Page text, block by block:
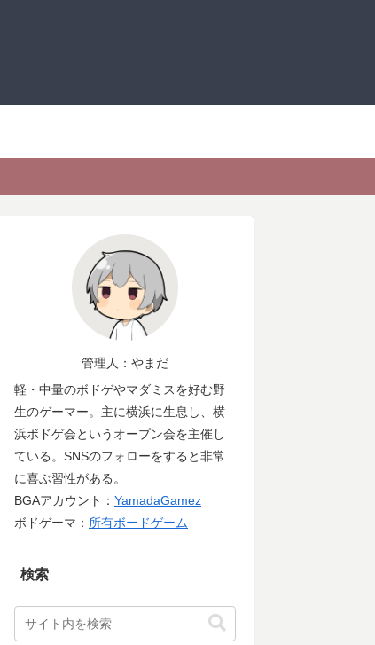
管理人：やまだ
軽・中量のボドゲやマダミスを好む野
生のゲーマー。主に横浜に生息し、横
浜ボドゲ会というオープン会を主催し
ている。SNSのフォローをすると非常
に喜ぶ習性がある。
BGAアカウント： YamadaGamez
ボドゲーマ： 所有ボードゲーム
検索